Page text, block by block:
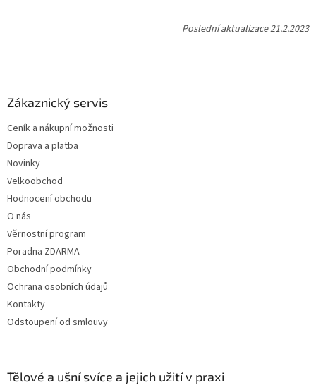
Poslední aktualizace 21.2.2023
Zákaznický servis
Ceník a nákupní možnosti
Doprava a platba
Novinky
Velkoobchod
Hodnocení obchodu
O nás
Věrnostní program
Poradna ZDARMA
Obchodní podmínky
Ochrana osobních údajů
Kontakty
Odstoupení od smlouvy
Tělové a ušní svíce a jejich užití v praxi